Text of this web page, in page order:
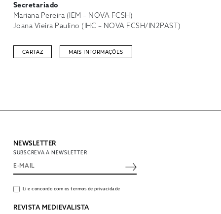
Secretariado
Mariana Pereira (IEM – NOVA FCSH)
Joana Vieira Paulino (IHC – NOVA FCSH/IN2PAST)
CARTAZ MAIS INFORMAÇÕES
NEWSLETTER
SUBSCREVA A NEWSLETTER
Li e concordo com os termos de privacidade
REVISTA MEDIEVALISTA